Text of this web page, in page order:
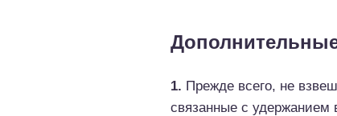
1. Прежде всего, не
связанные с